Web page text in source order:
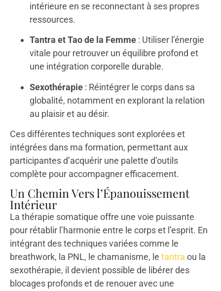
intérieure en se reconnectant à ses propres
ressources.
Tantra et Tao de la Femme : Utiliser l’énergie
vitale pour retrouver un équilibre profond et
une intégration corporelle durable.
Sexothérapie : Réintégrer le corps dans sa
globalité, notamment en explorant la relation
au plaisir et au désir.
Ces différentes techniques sont explorées et
intégrées dans ma formation, permettant aux
participantes d’acquérir une palette d’outils
complète pour accompagner efficacement.
Un Chemin Vers l’Épanouissement
Intérieur
La thérapie somatique offre une voie puissante
pour rétablir l’harmonie entre le corps et l’esprit. En
intégrant des techniques variées comme le
breathwork, la PNL, le chamanisme, le tantra ou la
sexothérapie, il devient possible de libérer des
blocages profonds et de renouer avec une